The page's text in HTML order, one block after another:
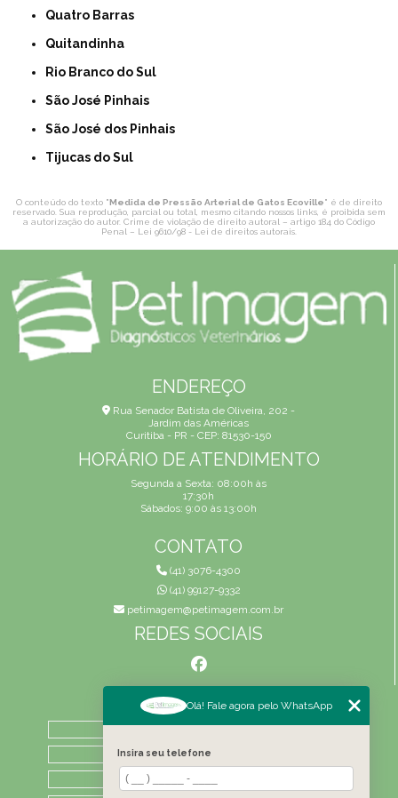
Quatro Barras
Quitandinha
Rio Branco do Sul
São José Pinhais
São José dos Pinhais
Tijucas do Sul
O conteúdo do texto "Medida de Pressão Arterial de Gatos Ecoville" é de direito
reservado. Sua reprodução, parcial ou total, mesmo citando nossos links, é proibida sem
a autorização do autor. Crime de violação de direito autoral – artigo 184 do Código
Penal – Lei 9610/98 - Lei de direitos autorais
ENDEREÇO
Rua Senador Batista de Oliveira, 202 -
Jardim das Américas
Curitiba - PR - CEP: 81530-150
HORÁRIO DE ATENDIMENTO
Segunda a Sexta: 08:00h às
17:30h
Sábados: 9:00 às 13:00h
CONTATO
(41) 3076-4300
(41) 99127-9332
petimagem@petimagem.com.br
REDES SOCIAIS
MENU
HOME
QUEM SOMOS
ATIVIDADES
Olá! Fale agora pelo WhatsApp
Insira seu telefone